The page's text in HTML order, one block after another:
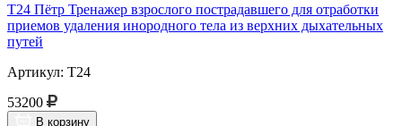
Т24 Пётр Тренажер взрослого пострадавшего для отработки
приемов удаления инородного тела из верхних дыхательных
путей
Артикул: Т24
53200
В корзину